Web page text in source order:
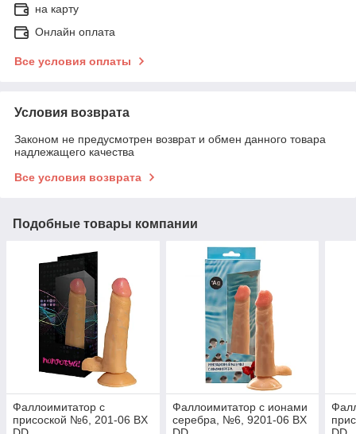
на карту
Онлайн оплата
Все условия оплаты
Условия возврата
Законом не предусмотрен возврат и обмен данного товара
надлежащего качества
Все условия возврата
Подобные товары компании
Фаллоимитатор с
присоской №6, 201-06 BX
Фаллоимитатор с ионами
серебра, №6, 9201-06 BX